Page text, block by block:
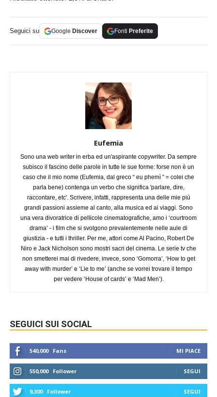
Seguici su Google Discover Fonti Preferite
Eufemia
Sono una web writer in erba ed un'aspirante copywriter. Da sempre
subisco il fascino delle parole in tutte le sue forme: forse non è un
caso che il mio nome (Eufemia, dal greco “ eu phemì ” = colei che
parla bene) contenga un verbo che significa 'parlare, dire,
raccontare, etc'. Scrivere, infatti, rappresenta una delle mie più
grandi passioni assieme al canto, alla musica ed ai viaggi. Sono
una vera divoratrice di pellicole cinematografiche, amo i ‘courtroom
drama’ - i film che si svolgono prevalentemente nelle aule di
giustizia - e tutti i thriller. Per me, attori come Al Pacino, Robert De
Niro e Jack Nicholson sono mostri sacri del cinema. Le serie tv che
non smetterei mai di rivedere, invece, sono ‘Gomorra’, ‘How to get
away with murder’ e ‘Lie to me’ (anche se vorrei trovare il tempo
per vedere ‘House of cards’ e ‘Mad Men’).
SEGUICI SUI SOCIAL
540,000 Fans MI PIACE
550,000 Follower SEGUI
9,300 Follower SEGUI